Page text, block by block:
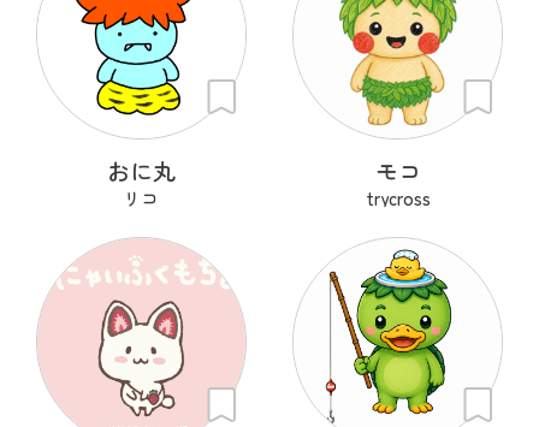
おに丸
リコ
モコ
trycross